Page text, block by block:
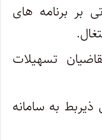
بر برنامه های
.
تسهیلات
به سامانه